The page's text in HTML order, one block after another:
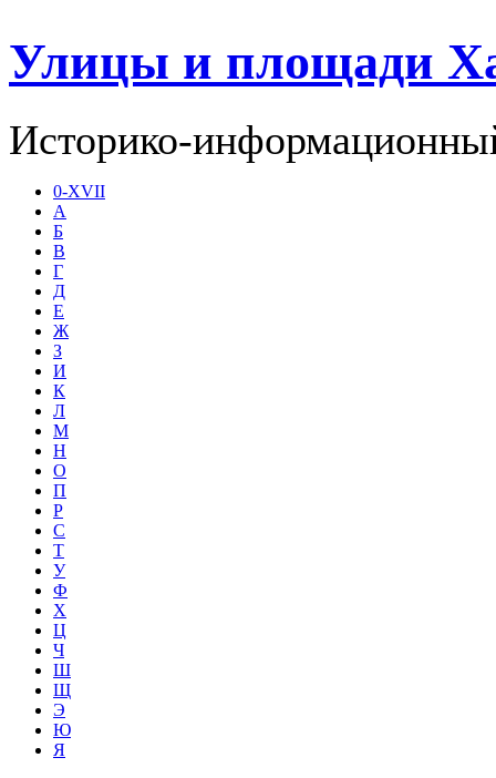
Улицы и площади
Историко-
0-XVII
А
Б
В
Г
Д
Е
Ж
З
И
К
Л
М
Н
О
П
Р
С
Т
У
Ф
Х
Ц
Ч
Ш
Щ
Э
Ю
Я